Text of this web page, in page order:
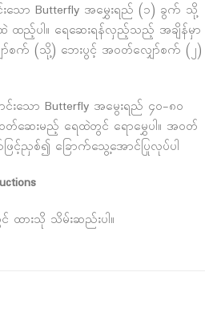
င်းသော Butterfly အမွှေးရည် (၁) ခွက် သို့
ည့်ပါ။ ရေဆေးရန်လှည့်သည့် အချိန်မှာ
စက် (သို့) ဘေးပွင့် အဝတ်လျှော်စက် (၂)
င်းသော Butterfly အမွေးရည် ၄၀-၈၀
ဆေးမည့် ရေထဲတွင် ရောမွှေပါ။ အဝတ်
ြင့်ညှစ်၍ ခြောက်သွေ့အောင်ပြုလုပ်ပါ
ထားသို သိမ်းဆည်းပါ။